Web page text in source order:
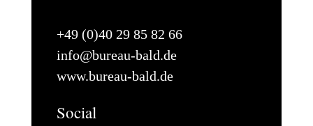
+49 (0)40 29 85 82 66
info@bureau-bald.de
www.bureau-bald.de
Social